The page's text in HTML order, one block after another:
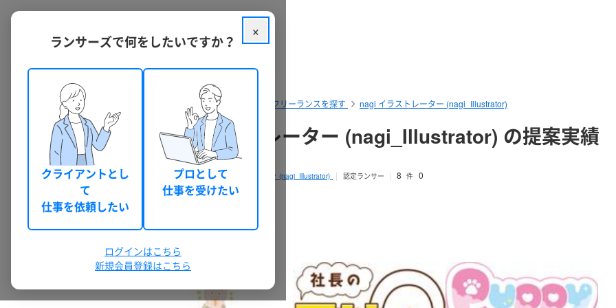
クラウドソーシング ランサーズ フリーランスを探す nagi イラストレーター (nagi_Illustrator)
nagi イラストレーター (nagi_Illustrator) の提案実績
nagi イラストレーター (nagi_Illustrator) 認定ランサー 8 件 0
×
ランサーズで何をしたいですか？
クライアントとし
て
仕事を依頼したい
プロとして
仕事を受けたい
ログインはこちら
新規会員登録はこちら